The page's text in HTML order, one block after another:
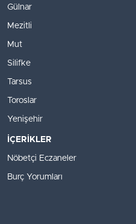
Gülnar
Mezitli
Mut
Silifke
Tarsus
Toroslar
Yenişehir
İÇERİKLER
Nöbetçi Eczaneler
Burç Yorumları